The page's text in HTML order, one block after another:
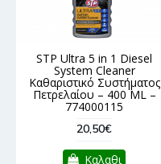
STP Ultra 5 in 1 Diesel
System Cleaner
Καθαριστικό Συστήματος
Πετρελαίου – 400 ML –
774000115
20,50€
Καλαθι